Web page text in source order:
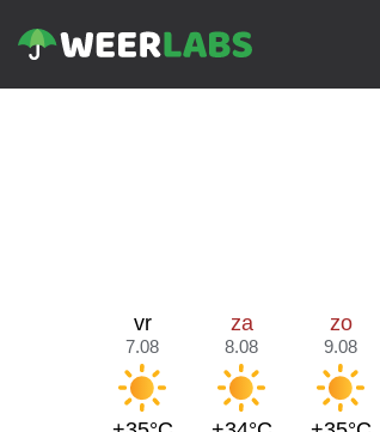
vr
7.08
za
8.08
zo
9.08